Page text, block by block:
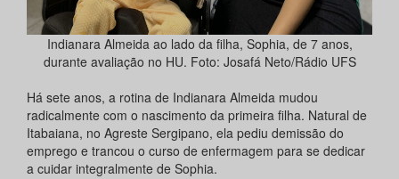
Indianara Almeida ao lado da filha, Sophia, de 7 anos,
durante avaliação no HU. Foto: Josafá Neto/Rádio UFS
Há sete anos, a rotina de Indianara Almeida mudou
radicalmente com o nascimento da primeira filha. Natural de
Itabaiana, no Agreste Sergipano, ela pediu demissão do
emprego e trancou o curso de enfermagem para se dedicar
a cuidar integralmente de Sophia.